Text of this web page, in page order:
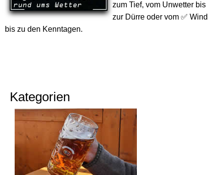
zum Tief, vom Unwetter bis
zur Dürre oder vom ✅ Wind
bis zu den Kenntagen.
Kategorien